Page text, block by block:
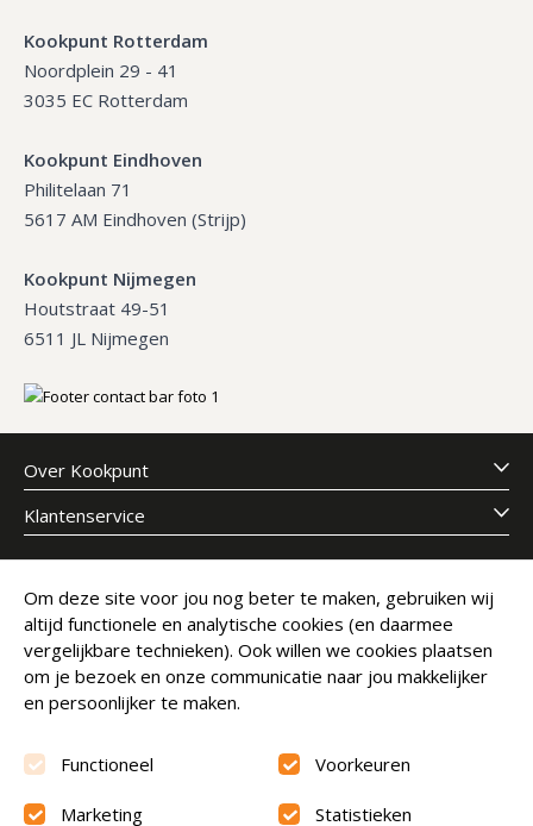
Kookpunt Rotterdam
Noordplein 29 - 41
3035 EC Rotterdam
Kookpunt Eindhoven
Philitelaan 71
5617 AM Eindhoven (Strijp)
Kookpunt Nijmegen
Houtstraat 49-51
6511 JL Nijmegen
Over Kookpunt
Klantenservice
Meld je aan voor onze nieuwsbrief
E-mailadres
Abonneer
Beoordeling9.6
Om deze site voor jou nog beter te maken, gebruiken wij
altijd functionele en analytische cookies (en daarmee
vergelijkbare technieken). Ook willen we cookies plaatsen
om je bezoek en onze communicatie naar jou makkelijker
en persoonlijker te maken.
Functioneel Voorkeuren
Marketing Statistieken